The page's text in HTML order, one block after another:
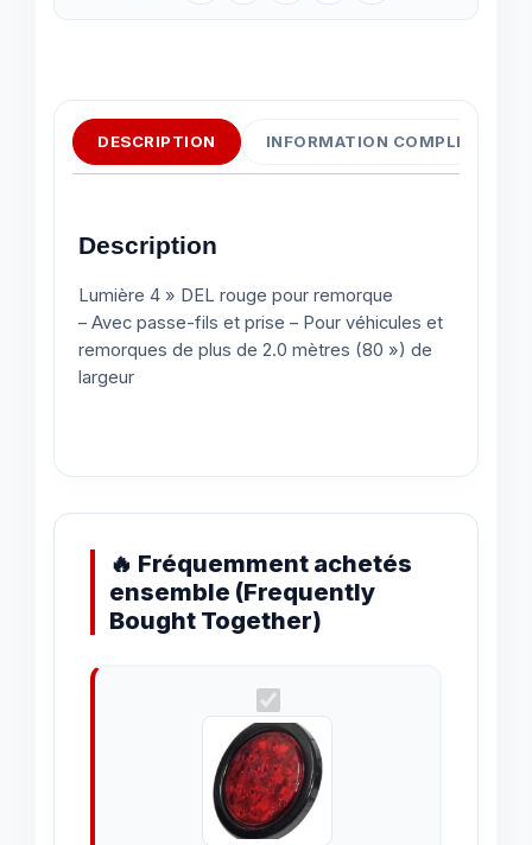
DESCRIPTION INFORMATION
Description
Lumière 4 » DEL rouge pour remorque
– Avec passe-fils et prise – Pour véhicules et
remorques de plus de 2.0 mètres (80 ») de
largeur
🔥 Fréquemment achetés
ensemble (Frequently
Bought Together)